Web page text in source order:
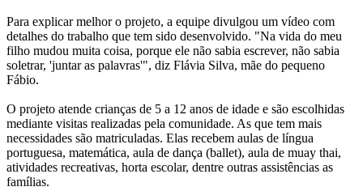
Para explicar melhor o projeto, a equipe divulgou um vídeo com
detalhes do trabalho que tem sido desenvolvido. "Na vida do meu
filho mudou muita coisa, porque ele não sabia escrever, não sabia
soletrar, 'juntar as palavras'", diz Flávia Silva, mãe do pequeno
Fábio.
O projeto atende crianças de 5 a 12 anos de idade e são escolhidas
mediante visitas realizadas pela comunidade. As que tem mais
necessidades são matriculadas. Elas recebem aulas de língua
portuguesa, matemática, aula de dança (ballet), aula de muay thai,
atividades recreativas, horta escolar, dentre outras assistências as
famílias.